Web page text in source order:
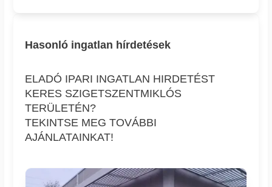
Hasonló ingatlan hírdetések
ELADÓ IPARI INGATLAN HIRDETÉST
KERES SZIGETSZENTMIKLÓS
TERÜLETÉN?
TEKINTSE MEG TOVÁBBI
AJÁNLATAINKAT!